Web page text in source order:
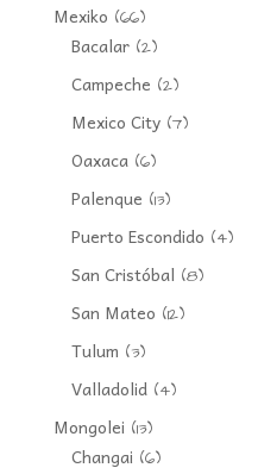
Mexiko (66)
Bacalar(2)
Campeche (2)
Mexico City(7)
Oaxaca(6)
Palenque (13)
Puerto Escondido (4)
San Cristóbal (8)
San Mateo (12)
Tulum (3)
Valladolid(4)
Mongolei (13)
Changai (6)